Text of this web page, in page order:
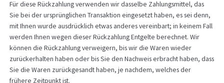
Für diese Rückzahlung verwenden wir dasselbe Zahlungsmittel, das
Sie bei der ursprünglichen Transaktion eingesetzt haben, es sei denn,
mit Ihnen wurde ausdrücklich etwas anderes vereinbart; in keinem Fall
werden Ihnen wegen dieser Rückzahlung Entgelte berechnet. Wir
können die Rückzahlung verweigern, bis wir die Waren wieder
zurückerhalten haben oder bis Sie den Nachweis erbracht haben, dass
Sie die Waren zurückgesandt haben, je nachdem, welches der
frühere Zeitpunkt ist.